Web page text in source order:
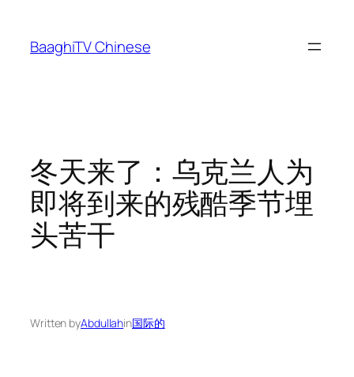
content
BaaghiTV Chinese
冬天来了：乌克兰人为
即将到来的残酷季节埋
头苦干
Written byAbdullahin国际的